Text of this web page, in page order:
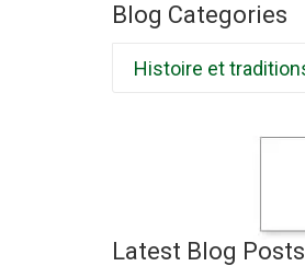
Blog Categories
Histoire et
Latest Blog Posts